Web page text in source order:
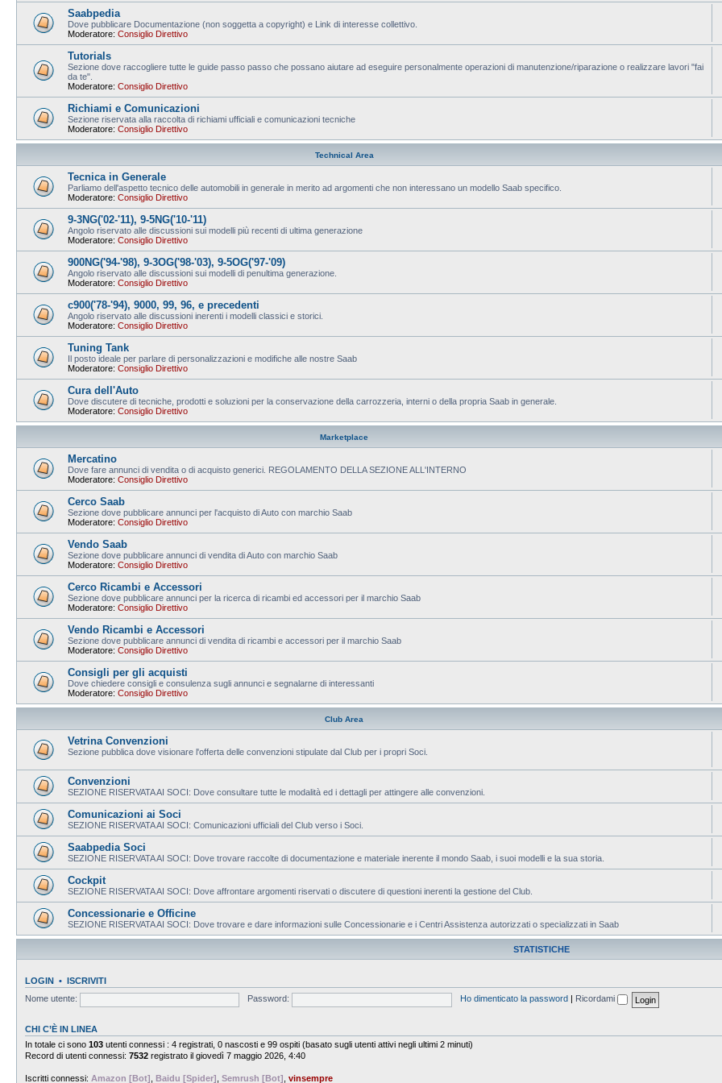
Saabpedia
Dove pubblicare Documentazione (non soggetta a copyright) e Link di interesse collettivo.
Moderatore: Consiglio Direttivo
Tutorials
Sezione dove raccogliere tutte le guide passo passo che possano aiutare ad eseguire personalmente operazioni di manutenzione/riparazione o realizzare lavori "fai
da te".
Moderatore: Consiglio Direttivo
Richiami e Comunicazioni
Sezione riservata alla raccolta di richiami ufficiali e comunicazioni tecniche
Moderatore: Consiglio Direttivo
Technical Area
Tecnica in Generale
Parliamo dell'aspetto tecnico delle automobili in generale in merito ad argomenti che non interessano un modello Saab specifico.
Moderatore: Consiglio Direttivo
9-3NG('02-'11), 9-5NG('10-'11)
Angolo riservato alle discussioni sui modelli più recenti di ultima generazione
Moderatore: Consiglio Direttivo
900NG('94-'98), 9-3OG('98-'03), 9-5OG('97-'09)
Angolo riservato alle discussioni sui modelli di penultima generazione.
Moderatore: Consiglio Direttivo
c900('78-'94), 9000, 99, 96, e precedenti
Angolo riservato alle discussioni inerenti i modelli classici e storici.
Moderatore: Consiglio Direttivo
Tuning Tank
Il posto ideale per parlare di personalizzazioni e modifiche alle nostre Saab
Moderatore: Consiglio Direttivo
Cura dell'Auto
Dove discutere di tecniche, prodotti e soluzioni per la conservazione della carrozzeria, interni o della propria Saab in generale.
Moderatore: Consiglio Direttivo
Marketplace
Mercatino
Dove fare annunci di vendita o di acquisto generici. REGOLAMENTO DELLA SEZIONE ALL'INTERNO
Moderatore: Consiglio Direttivo
Cerco Saab
Sezione dove pubblicare annunci per l'acquisto di Auto con marchio Saab
Moderatore: Consiglio Direttivo
Vendo Saab
Sezione dove pubblicare annunci di vendita di Auto con marchio Saab
Moderatore: Consiglio Direttivo
Cerco Ricambi e Accessori
Sezione dove pubblicare annunci per la ricerca di ricambi ed accessori per il marchio Saab
Moderatore: Consiglio Direttivo
Vendo Ricambi e Accessori
Sezione dove pubblicare annunci di vendita di ricambi e accessori per il marchio Saab
Moderatore: Consiglio Direttivo
Consigli per gli acquisti
Dove chiedere consigli e consulenza sugli annunci e segnalarne di interessanti
Moderatore: Consiglio Direttivo
Club Area
Vetrina Convenzioni
Sezione pubblica dove visionare l'offerta delle convenzioni stipulate dal Club per i propri Soci.
Convenzioni
SEZIONE RISERVATA AI SOCI: Dove consultare tutte le modalità ed i dettagli per attingere alle convenzioni.
Comunicazioni ai Soci
SEZIONE RISERVATA AI SOCI: Comunicazioni ufficiali del Club verso i Soci.
Saabpedia Soci
SEZIONE RISERVATA AI SOCI: Dove trovare raccolte di documentazione e materiale inerente il mondo Saab, i suoi modelli e la sua storia.
Cockpit
SEZIONE RISERVATA AI SOCI: Dove affrontare argomenti riservati o discutere di questioni inerenti la gestione del Club.
Concessionarie e Officine
SEZIONE RISERVATA AI SOCI: Dove trovare e dare informazioni sulle Concessionarie e i Centri Assistenza autorizzati o specializzati in Saab
STATISTICHE
LOGIN • ISCRIVITI
Nome utente:
Password: Ho dimenticato la password Ricordami
CHI C’È IN LINEA
In totale ci sono 103 utenti connessi : 4 registrati, 0 nascosti e 99 ospiti (basato sugli utenti attivi negli ultimi 2 minuti)
Record di utenti connessi: 7532 registrato il giovedì 7 maggio 2026, 4:40
Iscritti connessi: Amazon [Bot] Baidu [Spider] Semrush [Bot] vinsempre